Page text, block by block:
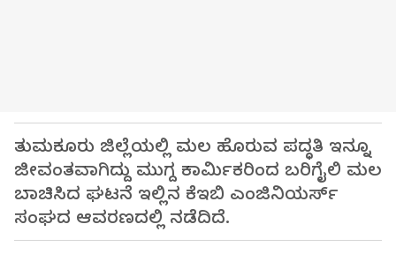
ತುಮಕೂರು ಜಿಲ್ಲೆಯಲ್ಲಿ ಮಲ ಹೊರುವ ಪದ್ಧತಿ ಇನ್ನೂ
ಜೀವಂತವಾಗಿದ್ದು ಮುಗ್ದ ಕಾರ್ಮಿಕರಿಂದ ಬರಿಗೈಲಿ ಮಲ
ಬಾಚಿಸಿದ ಘಟನೆ ಇಲ್ಲಿನ ಕೆಇಬಿ ಎಂಜಿನಿಯರ್ಸ್
ಸಂಘದ ಆವರಣದಲ್ಲಿ ನಡೆದಿದೆ.